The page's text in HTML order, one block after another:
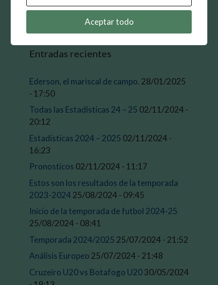
Entradas recientes
Ederson, el mariscal de campo. 28/01/2025
- 17:50
Todas las Estadísticas 24 – 25 02/11/2024 -
20:12
Estadísticas 2024 – 2025 02/11/2024 -
16:23
Pronosticos 02/11/2024 - 11:17
Estos son los resultados de la temporada
2023-2024 25/08/2024 - 09:45
Inicio de la temporada de futbol 2024-25
25/08/2024 - 08:41
Temporada 2024/2025 25/07/2024 - 21:52
Análisis Europeo 25/07/2024 - 21:48
Cruzeiro U20 vs Botafogo U2030/05/2024
Aceptar todo